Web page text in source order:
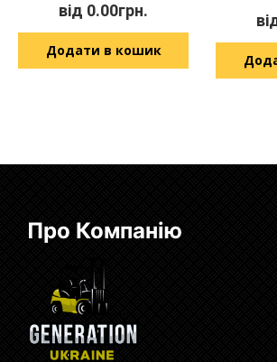
від 0.00грн.
Додати в кошик
Про Компанію